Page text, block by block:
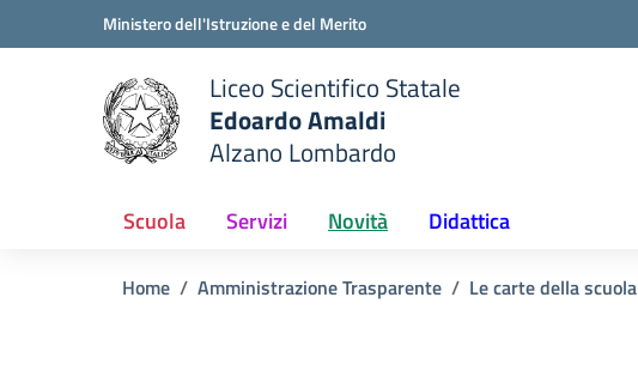
Vai ai contenuti
Vai al menu di navigazioneMinistero dell'Istruzione e del Merito
scuola
Liceo Scientifico Statale
Edoardo Amaldi
Alzano Lombardo
Scuola Servizi Novità Didattica
Home Amministrazione Trasparente Le carte della scuola